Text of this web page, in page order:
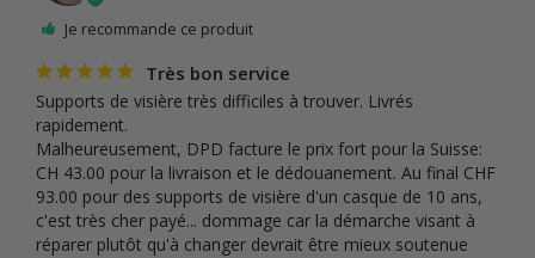
Je recommande ce produit
Très bon service
Supports de visière très difficiles à trouver. Livrés
rapidement.
Malheureusement, DPD facture le prix fort pour la Suisse:
CH 43.00 pour la livraison et le dédouanement. Au final CHF
93.00 pour des supports de visière d'un casque de 10 ans,
c'est très cher payé... dommage car la démarche visant à
réparer plutôt qu'à changer devrait être mieux soutenue